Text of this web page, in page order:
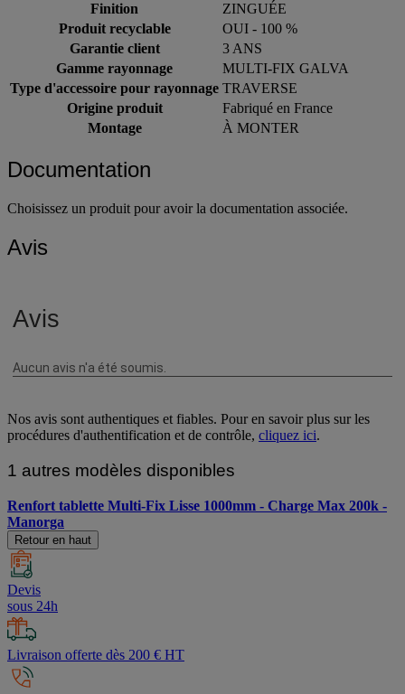
Finition
ZINGUÉE
Produit recyclable
OUI - 100 %
Garantie client
3 ANS
Gamme rayonnage
MULTI-FIX GALVA
Type d'accessoire pour rayonnage TRAVERSE
Origine produit
Fabriqué en France
Montage
À MONTER
Documentation
Choisissez un produit pour avoir la documentation associée.
Avis
Nos avis sont authentiques et fiables. Pour en savoir plus sur les
procédures d'authentification et de contrôle, cliquez ici.
1 autres modèles disponibles
Renfort tablette Multi-Fix Lisse 1000mm - Charge Max 200k -
Manorga
Retour en haut
Devis
sous 24h
Livraison offerte dès 200 € HT